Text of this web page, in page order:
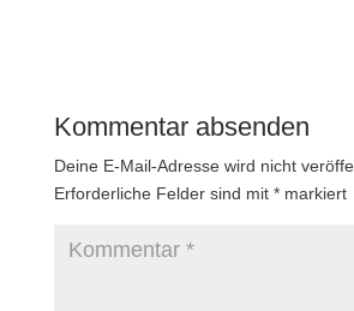
Kommentar absenden
Deine E-Mail-Adresse wird nicht
Erforderliche Felder sind mit *markiert